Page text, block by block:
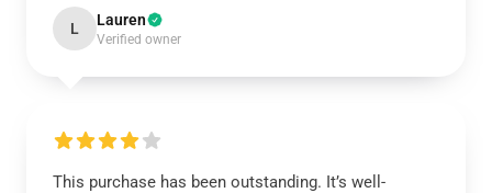
L Lauren
Verified owner
This purchase has been outstanding. It’s well-